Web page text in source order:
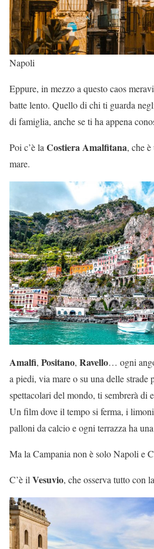
Napoli
Eppure, in mezzo a questo caos
batte lento. Quello di chi ti guarda
di famiglia, anche se ti ha appena
Poi c’è laCostiera Amalfitana, che
mare.
Amalfi, Positano, Ravello… ogni
a piedi, via mare o su una delle strade
spettacolari del mondo, ti sembrerà di
Un film dove il tempo si ferma, i
palloni da calcio e ogni terrazza ha
Ma la Campania non è solo Napoli e
C’è il Vesuvio, che osserva tutto con